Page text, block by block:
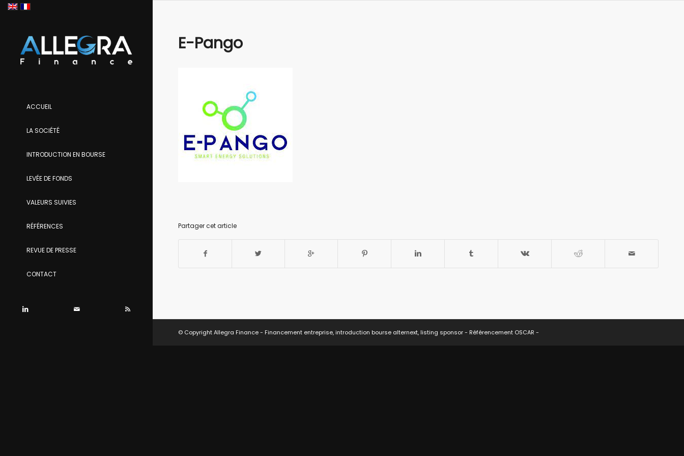
ACCUEIL
LA SOCIÉTÉ
INTRODUCTION EN BOURSE
LEVÉE DE FONDS
VALEURS SUIVIES
RÉFÉRENCES
REVUE DE PRESSE
CONTACT
E-Pango
Partager cet article
© Copyright Allegra Finance - Financement entreprise, introduction bourse alternext, listing sponsor - Référencement OSCAR -